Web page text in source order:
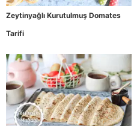
Zeytinyağlı Kurutulmuş Domates
Tarifi